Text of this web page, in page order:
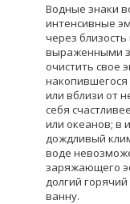
Водные знаки
интенсивные
через
выраженными
очистить свое
или вблизи от
себя
или океанов; в
дождливый
воде
заряжающего
долгий
ванну.